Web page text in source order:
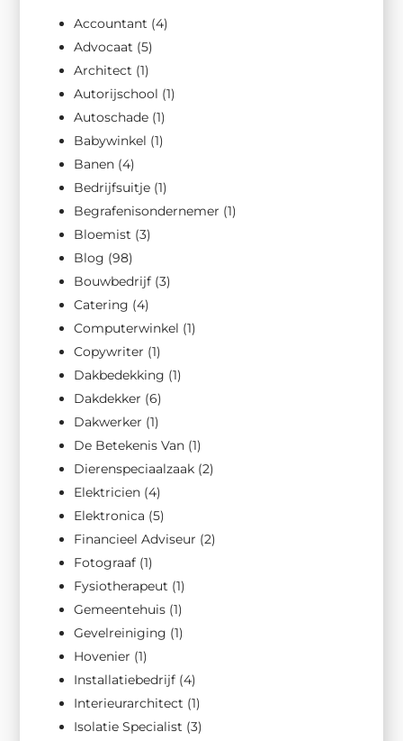
Accountant (4)
Advocaat (5)
Architect (1)
Autorijschool (1)
Autoschade (1)
Babywinkel (1)
Banen (4)
Bedrijfsuitje (1)
Begrafenisondernemer (1)
Bloemist (3)
Blog (98)
Bouwbedrijf (3)
Catering (4)
Computerwinkel (1)
Copywriter (1)
Dakbedekking (1)
Dakdekker (6)
Dakwerker (1)
De Betekenis Van (1)
Dierenspeciaalzaak (2)
Elektricien (4)
Elektronica (5)
Financieel Adviseur (2)
Fotograaf (1)
Fysiotherapeut (1)
Gemeentehuis (1)
Gevelreiniging (1)
Hovenier (1)
Installatiebedrijf (4)
Interieurarchitect (1)
Isolatie Specialist (3)